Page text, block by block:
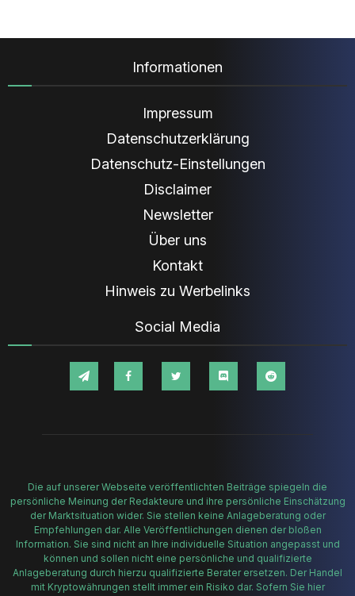
Informationen
Impressum
Datenschutzerklärung
Datenschutz-Einstellungen
Disclaimer
Newsletter
Über uns
Kontakt
Hinweis zu Werbelinks
Social Media
Die auf unserer Webseite veröffentlichten Beiträge spiegeln die
persönliche Meinung der Redakteure und ihre persönliche Einschätzung
der Marktsituation wider. Sie stellen keine Anlageberatung oder
Empfehlungen dar. Alle Veröffentlichungen dienen der bloßen
Information. Sie sind nicht an Ihre individuelle Situation angepasst und
können und sollen nicht eine persönliche und qualifizierte
Anlageberatung durch hierzu qualifizierte Berater ersetzen. Der Handel
mit Kryptowährungen stellt immer ein Risiko dar. Sofern Sie hier